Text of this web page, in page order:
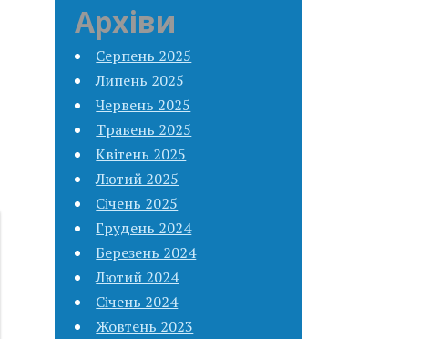
Архіви
Серпень 2025
Липень 2025
Червень 2025
Травень 2025
Квітень 2025
Лютий 2025
Січень 2025
Грудень 2024
Березень 2024
Лютий 2024
Січень 2024
Жовтень 2023